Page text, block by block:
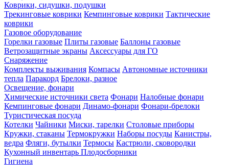
Коврики, сидушки, подушки
Трекинговые коврики Кемпинговые коврики Тактические
коврики
Газовое оборудование
Горелки газовые Плиты газовые Баллоны газовые
Ветрозащитные экраны Аксессуары для ГО
Снаряжение
Комплекты выживания Компасы Автономные источники
тепла Паракорд Брелоки, разное
Освещение, фонари
Химические источники света Фонари Налобные фонари
Кемпинговые фонари Динамо-фонари Фонари-брелоки
Туристическая посуда
Котелки Чайники Миски, тарелки Столовые приборы
Кружки, стаканы Термокружки Наборы посуды Канистры,
ведра Фляги, бутылки Термосы Кастрюли, сковородки
Кухонный инвентарь Плодосборники
Гигиена